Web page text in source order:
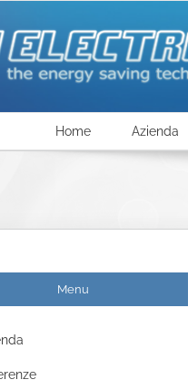
Home Azienda
Menu